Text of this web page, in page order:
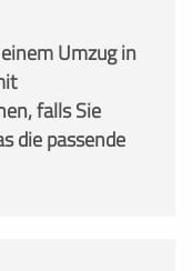
Umzug in
falls Sie
die passende